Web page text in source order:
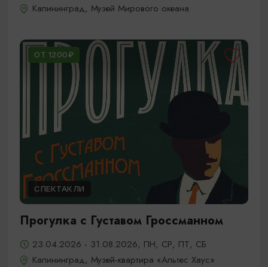
Калининград, Музей Мирового океана
ОТ 1200₽
СПЕКТАКЛИ
Прогулка с Густавом Гроссманном
23.04.2026 - 31.08.2026, ПН, СР, ПТ, СБ
Калининград, Музей-квартира «Альтес Хаус»